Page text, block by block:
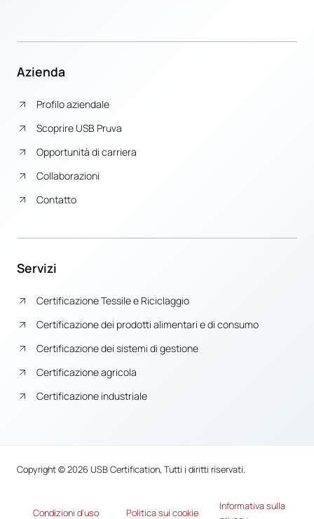
Azienda
Profilo aziendale
Scoprire USB Pruva
Opportunità di carriera
Collaborazioni
Contatto
Servizi
Certificazione Tessile e Riciclaggio
Certificazione dei prodotti alimentari e di consumo
Certificazione dei sistemi di gestione
Certificazione agricola
Certificazione industriale
Copyright © 2026 USB Certification, Tutti i diritti riservati.
Condizioni d’uso Politica sui cookie
Informativa sulla